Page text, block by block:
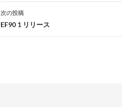
ナ
ビ
次の投稿
EF90 1 リリース